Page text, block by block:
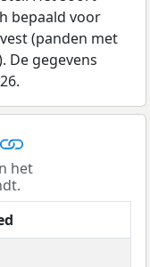
bepaald voor
(panden met
De gegevens
het